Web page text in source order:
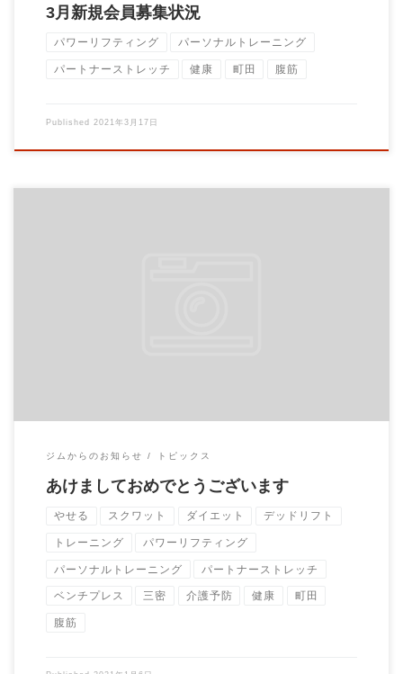
3月新規会員募集状況
パワーリフティング パーソナルトレーニング
パートナーストレッチ 健康 町田 腹筋
Published 2021年3月17日
ジムからのお知らせ トピックス
あけましておめでとうございます
やせる スクワット ダイエット デッドリフト
トレーニング パワーリフティング
パーソナルトレーニング パートナーストレッチ
ベンチプレス 三密 介護予防 健康 町田
腹筋